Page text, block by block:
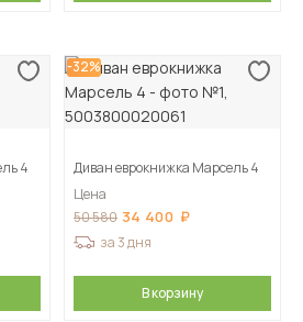
4
-32%
Диван еврокнижка Марсель 4
Цена
50 580 34 400
за 3 дня
В корзину